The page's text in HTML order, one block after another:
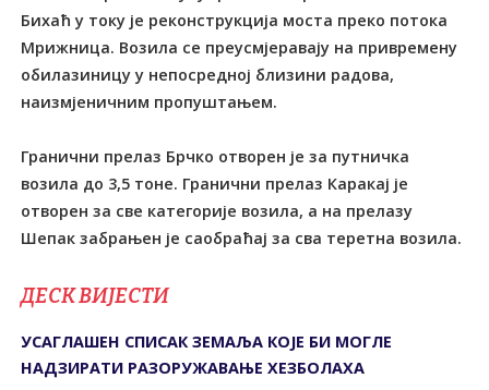
Бихаћ у току је реконструкција моста преко потока
Мрижница. Возила се преусмјеравају на привремену
обилазиницу у непосредној близини радова,
наизмјеничним пропуштањем.
Гранични прелаз Брчко отворен је за путничка
возила до 3,5 тоне. Гранични прелаз Каракај је
отворен за све категорије возила, а на прелазу
Шепак забрањен је саобраћај за сва теретна возила.
ДЕСК ВИЈЕСТИ
УСАГЛАШЕН СПИСАК ЗЕМАЉА КОЈЕ БИ МОГЛЕ
НАДЗИРАТИ РАЗОРУЖАВАЊЕ ХЕЗБОЛАХА